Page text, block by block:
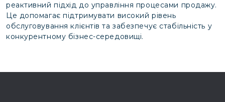
реактивний підхід до управління процесами продажу.
Це допомагає підтримувати високий рівень
обслуговування клієнтів та забезпечує стабільність у
конкурентному бізнес-середовищі.